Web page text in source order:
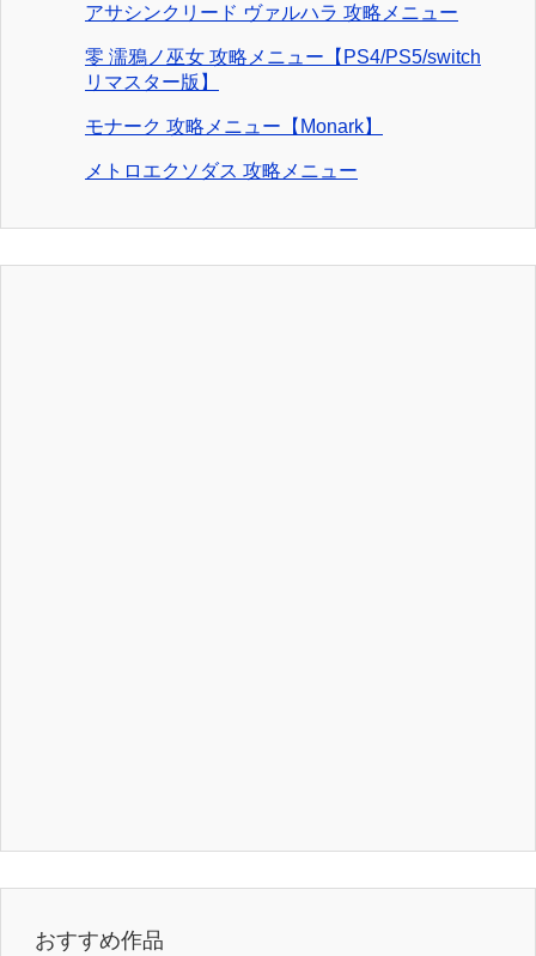
アサシンクリード ヴァルハラ 攻略メニュー
零 濡鴉ノ巫女 攻略メニュー【PS4/PS5/switch
リマスター版】
モナーク 攻略メニュー【Monark】
メトロエクソダス 攻略メニュー
おすすめ作品